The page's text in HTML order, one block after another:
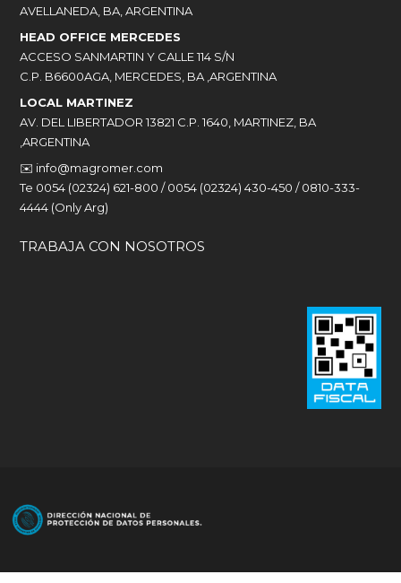
AVELLANEDA, BA, ARGENTINA
HEAD OFFICE MERCEDES
ACCESO SANMARTIN Y CALLE 114 S/N
C.P. B6600AGA, MERCEDES, BA ,ARGENTINA
LOCAL MARTINEZ
AV. DEL LIBERTADOR 13821 C.P. 1640, MARTINEZ, BA
,ARGENTINA
✉️ info@magromer.com
Te 0054 (02324) 621-800 / 0054 (02324) 430-450 / 0810-333-
4444 (Only Arg)
TRABAJA CON NOSOTROS